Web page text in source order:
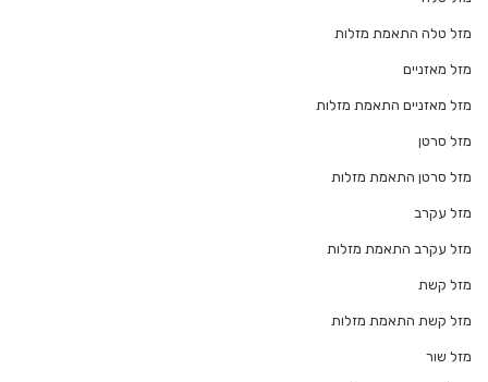
מזל טלה התאמת מזלות
מזל מאזניים
מזל מאזניים התאמת מזלות
מזל סרטן
מזל סרטן התאמת מזלות
מזל עקרב
מזל עקרב התאמת מזלות
מזל קשת
מזל קשת התאמת מזלות
מזל שור